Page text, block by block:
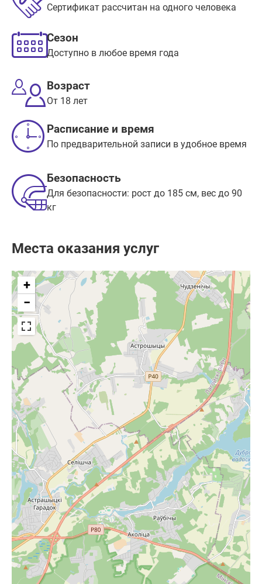
Сертификат рассчитан на одного человека
Сезон
Доступно в любое время года
Возраст
От 18 лет
Расписание и время
По предварительной записи в удобное время
Безопасность
Для безопасности: рост до 185 см, вес до 90
кг
Места оказания услуг
+
−